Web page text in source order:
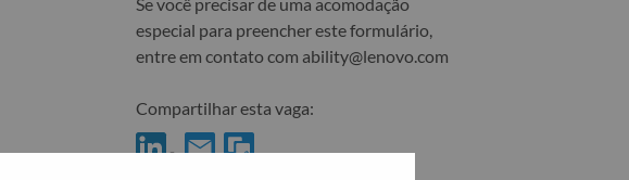
especial para preencher este formulário,
entre em contato com ability@lenovo.com
Compartilhar esta vaga: